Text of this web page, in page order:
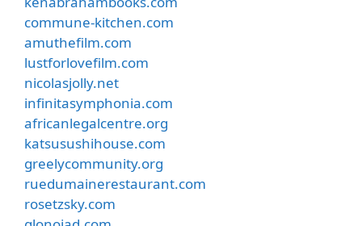
commune-kitchen.com
amuthefilm.com
lustforlovefilm.com
nicolasjolly.net
infinitasymphonia.com
africanlegalcentre.org
katsusushihouse.com
greelycommunity.org
ruedumainerestaurant.com
rosetzsky.com